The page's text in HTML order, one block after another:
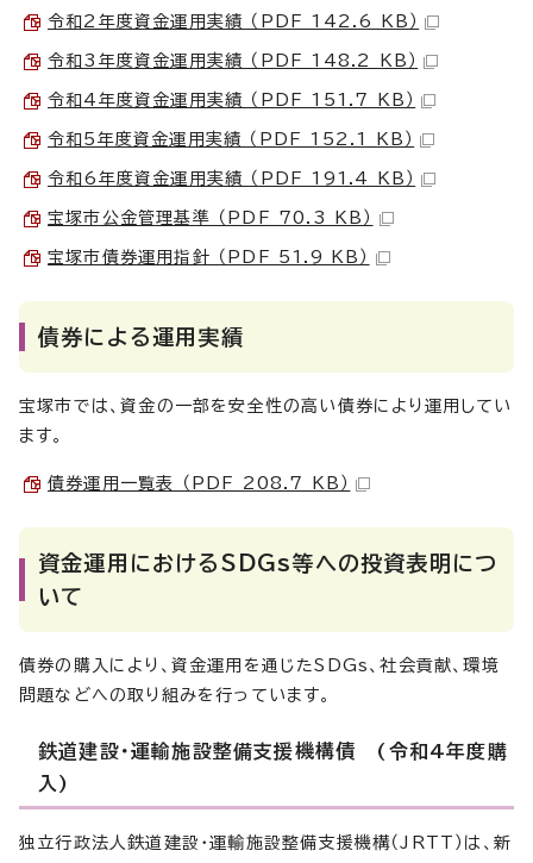
令和2年度資金運用実績 （PDF 142.6 KB）
令和3年度資金運用実績 （PDF 148.2 KB）
令和4年度資金運用実績 （PDF 151.7 KB）
令和5年度資金運用実績 （PDF 152.1 KB）
令和6年度資金運用実績 （PDF 191.4 KB）
宝塚市公金管理基準 （PDF 70.3 KB）
宝塚市債券運用指針 （PDF 51.9 KB）
債券による運用実績
宝塚市では、資金の一部を安全性の高い債券により運用してい
ます。
債券運用一覧表 （PDF 208.7 KB）
資金運用におけるSDGs等への投資表明につ
いて
債券の購入により、資金運用を通じたSDGs、社会貢献、環境
問題などへの取り組みを行っています。
鉄道建設・運輸施設整備支援機構債 (令和4年度購
入)
独立行政法人鉄道建設・運輸施設整備支援機構（JRTT）は、新